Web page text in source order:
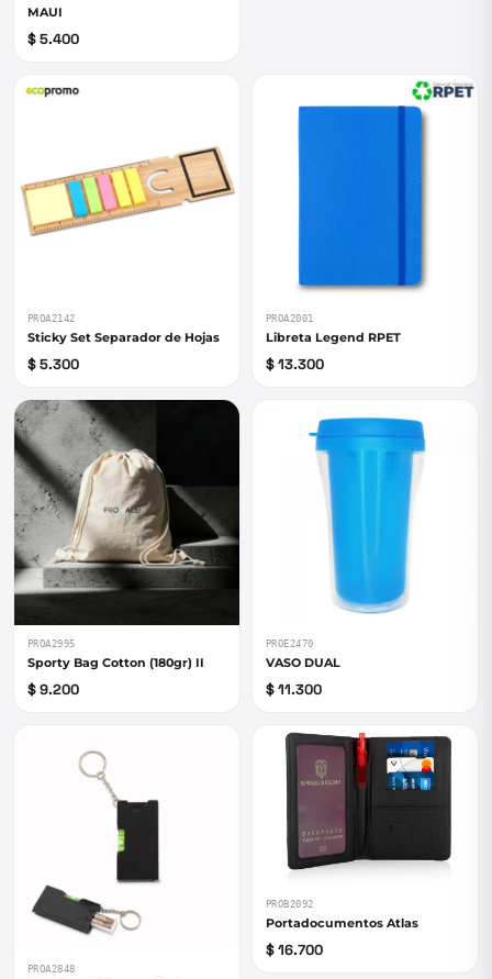
MAUI
$ 5.400
PROA2142
Sticky Set Separador de Hojas
$ 5.300
PROA2001
Libreta Legend RPET
$ 13.300
PROA2995
Sporty Bag Cotton (180gr) II
$ 9.200
PROE2470
VASO DUAL
$ 11.300
PROA2848
PROB2092
Portadocumentos Atlas
$ 16.700